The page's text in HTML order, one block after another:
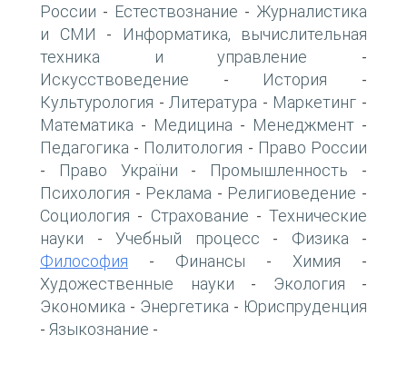
России - Естествознание - Журналистика
и СМИ -
Информатика, вычислительная
техника и управление -
Искусствоведение - История -
Культурология - Литература - Маркетинг -
Математика - Медицина - Менеджмент -
Педагогика - Политология - Право России
- Право України - Промышленность -
Психология - Реклама - Религиоведение -
Социология - Страхование - Технические
науки - Учебный процесс - Физика -
Философия - Финансы - Химия -
Художественные науки - Экология -
Экономика - Энергетика - Юриспруденция
- Языкознание -